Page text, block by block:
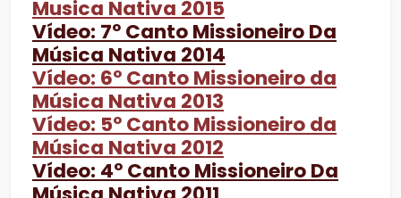
Musica Nativa 2015
Vídeo: 7º Canto Missioneiro Da
Música Nativa 2014
Vídeo: 6º Canto Missioneiro da
Música Nativa 2013
Vídeo: 5º Canto Missioneiro da
Música Nativa 2012
Vídeo: 4º Canto Missioneiro Da